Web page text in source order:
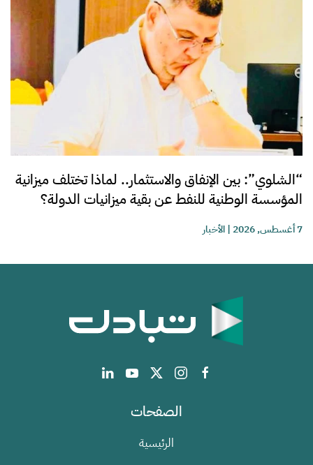
“الشلوي”: بين الإنفاق والاستثمار.. لماذا تختلف ميزانية
المؤسسة الوطنية للنفط عن بقية ميزانيات الدولة؟
7 أغسطس, 2026 |الأخبار
الصفحات
الرئيسية